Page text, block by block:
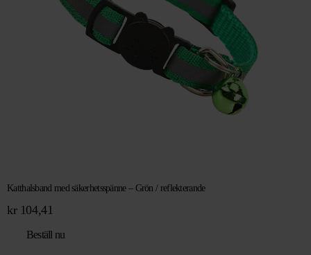
Katthalsband med säkerhetsspänne – Grön / reflekterande
kr104,41
Beställ nu